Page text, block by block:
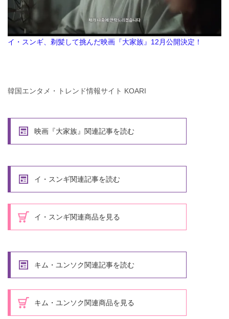
イ・スンギ、剃髪して挑んだ映画『大家族』12月公開決定！
韓国エンタメ・トレンド情報サイト KOARI
映画『大家族』関連記事を読む
イ・スンギ関連記事を読む
イ・スンギ関連商品を見る
キム・ユンソク関連記事を読む
キム・ユンソク関連商品を見る